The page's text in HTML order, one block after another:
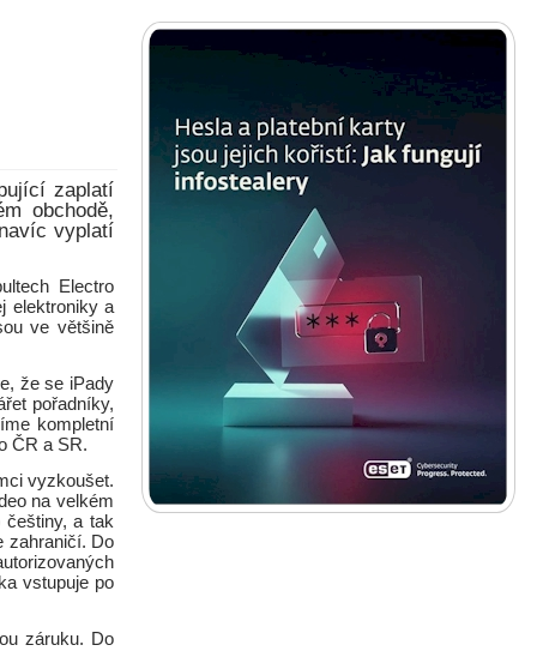
zaplatí
obchodě,
vyplatí
Electro
elektroniky a
ve většině
že se iPady
pořadníky,
kompletní
ČR a SR.
vyzkoušet.
na velkém
češtiny, a tak
zahraničí. Do
vstupuje po
záruku. Do